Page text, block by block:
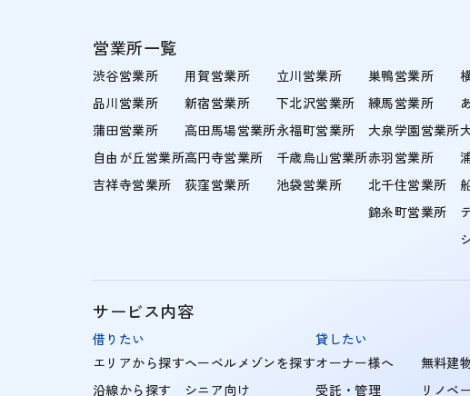
営業所一覧
渋谷営業所
品川営業所
蒲田営業所
自由が丘営業所
吉祥寺営業所
用賀営業所
新宿営業所
高田馬場営業所
高円寺営業所
荻窪営業所
立川営業所
下北沢営業所
永福町営業所
千歳烏山営業所
池袋営業所
巣鴨営業所
練馬営業所
大泉学園営業所
赤羽営業所
北千住営業所
錦糸町営業所
サービス内容
借りたい
エリアから探す
沿線から探す
ヘーベルメゾンを探す
シニア向け
貸したい
オーナー様へ
受託・管理
無料建
リノベ